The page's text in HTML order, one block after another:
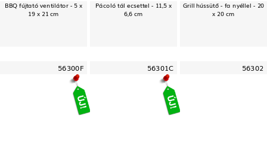
BBQ fújtató ventilátor - 5 x
19 x 21 cm
Pácoló tál ecsettel - 11,5 x
6,6 cm
Grill hússütő - fa nyéllel - 20
x 20 cm
56300F 56301C 56302